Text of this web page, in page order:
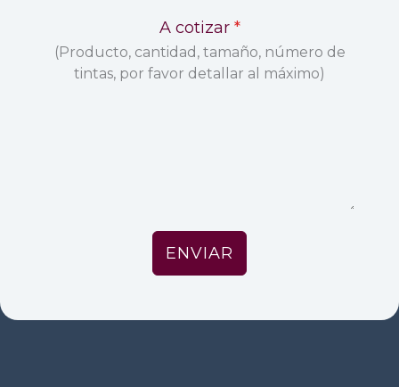
A cotizar *
(Producto, cantidad, tamaño, número de
tintas, por favor detallar al máximo)
ENVIAR